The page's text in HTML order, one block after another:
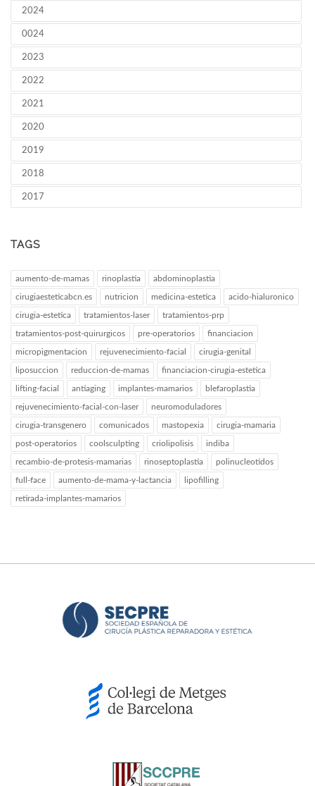
2024
0024
2023
2022
2021
2020
2019
2018
2017
TAGS
aumento-de-mamas rinoplastia abdominoplastia
cirugiaesteticabcn.es nutricion medicina-estetica acido-hialuronico
cirugia-estetica tratamientos-laser tratamientos-prp
tratamientos-post-quirurgicos pre-operatorios financiacion
micropigmentacion rejuvenecimiento-facial cirugia-genital
liposuccion reduccion-de-mamas financiacion-cirugia-estetica
lifting-facial antiaging implantes-mamarios blefaroplastia
rejuvenecimiento-facial-con-laser neuromoduladores
cirugia-transgenero comunicados mastopexia cirugia-mamaria
post-operatorios coolsculpting criolipolisis indiba
recambio-de-protesis-mamarias rinoseptoplastia polinucleotidos
full-face aumento-de-mama-y-lactancia lipofilling
retirada-implantes-mamarios